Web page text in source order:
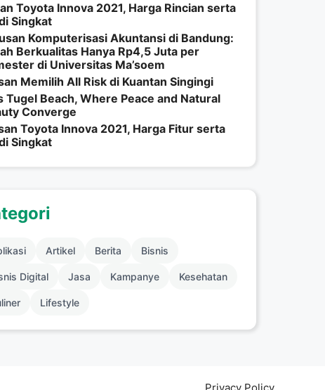
Toyota Innova 2021, Harga Rincian serta
Singkat
Komputerisasi Akuntansi di Bandung:
Berkualitas Hanya Rp4,5 Juta per
di Universitas Ma’soem
Memilih All Risk di Kuantan Singingi
Tugel Beach, Where Peace and Natural
Converge
Toyota Innova 2021, Harga Fitur serta
Singkat
Artikel Berita Bisnis
Digital Jasa Kampanye Kesehatan
Lifestyle